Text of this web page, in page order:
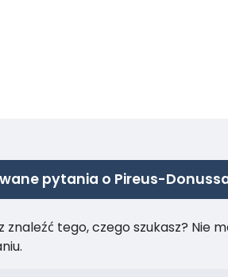
pytania o Pireus-
tego, czego szukasz? Nie